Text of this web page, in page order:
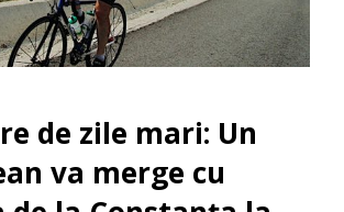
de zile mari: Un
va merge cu